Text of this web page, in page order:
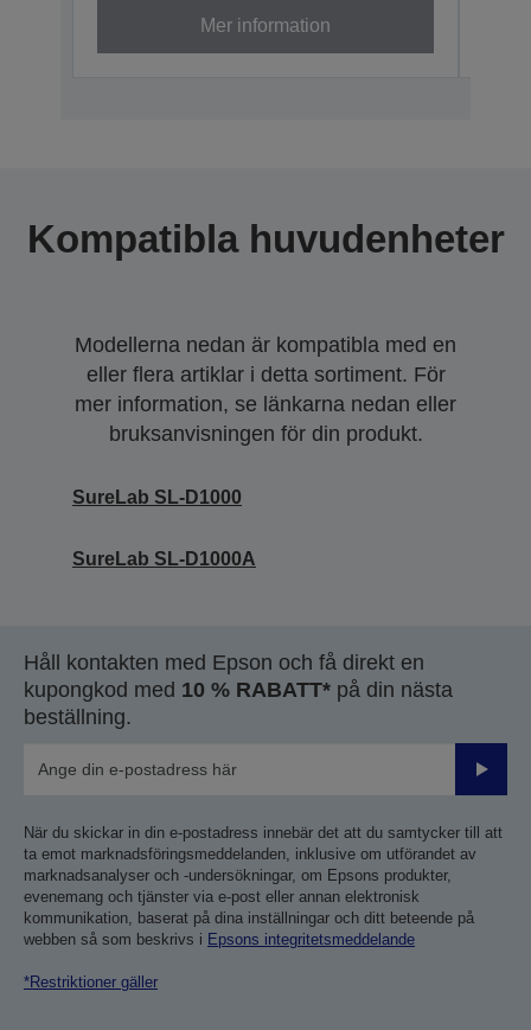
Mer information
Kompatibla huvudenheter
Modellerna nedan är kompatibla med en
eller flera artiklar i detta sortiment. För
mer information, se länkarna nedan eller
bruksanvisningen för din produkt.
SureLab SL-D1000
SureLab SL-D1000A
Håll kontakten med Epson och få direkt en
kupongkod med 10 % RABATT* på din nästa
beställning.
Skicka
När du skickar in din e-postadress innebär det att du samtycker till att
ta emot marknadsföringsmeddelanden, inklusive om utförandet av
marknadsanalyser och -undersökningar, om Epsons produkter,
evenemang och tjänster via e-post eller annan elektronisk
kommunikation, baserat på dina inställningar och ditt beteende på
webben så som beskrivs i Epsons integritetsmeddelande
*Restriktioner gäller